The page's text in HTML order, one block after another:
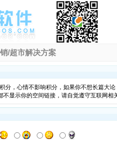
/超市解决方案
分，心情不影响积分，如果你不想长篇大
不显示你的空间链接，请自觉遵守互联网